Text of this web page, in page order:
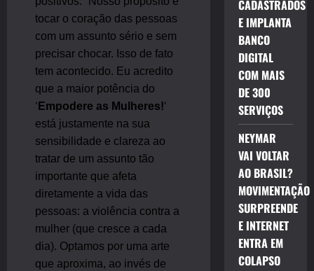
tocar o coração das pessoas
com um assunto sério e sem
precisar chocar. Isso de fato
tem acontecido. Eu acredito
que a maior potência do
‘ Empodere as Mulheres!‘
está justamente na sua
sensibilidade e clareza ao
tratar de um assunto tão
importante que afeta
diretamente a vida das
pessoas: a violência contra a
mulher (que cresce a cada
dia). Optamos por uma arte
que aproxima, ao invés de
CADASTRADOS
E IMPLANTA
BANCO
DIGITAL
COM MAIS
DE 300
SERVIÇOS
NEYMAR
VAI VOLTAR
AO BRASIL?
MOVIMENTAÇÃO
SURPREENDE
E INTERNET
ENTRA EM
COLAPSO